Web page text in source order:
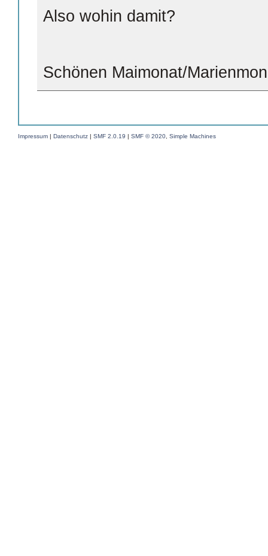
Also wohin damit?
Schönen Maimonat/
Impressum | Datenschutz | SMF 2.0.19 | SMF © 2020 Simple Machines